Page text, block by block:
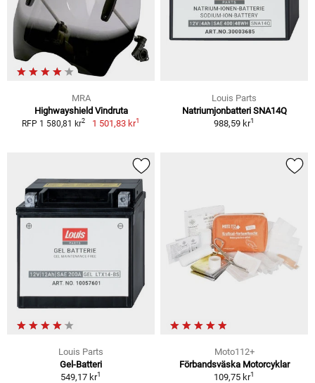
MRA
Highwayshield Vindruta
RFP 1 580,81 kr2 1 501,83 kr1
Louis Parts
Natriumjonbatteri SNA14Q
988,59 kr1
Louis Parts
Gel-Batteri
549,17 kr1
Moto112+
Förbandsväska Motorcyklar
109,75 kr1